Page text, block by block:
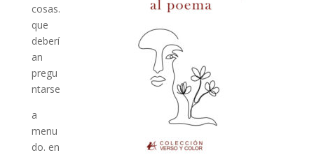
cosas.
que
deberí
an
pregu
ntarse
a
menu
do. en